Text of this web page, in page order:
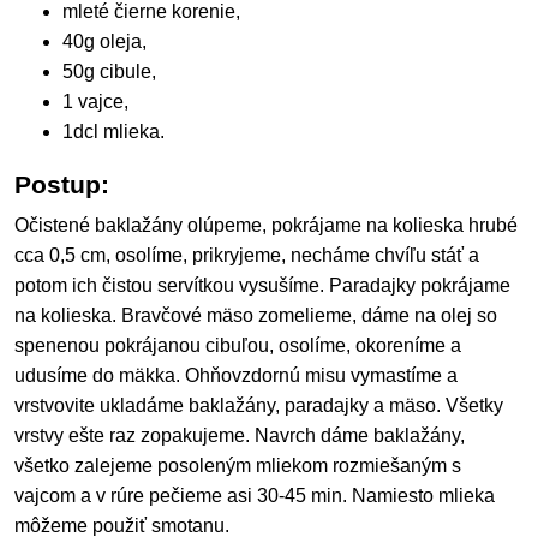
mleté čierne korenie,
40g oleja,
50g cibule,
1 vajce,
1dcl mlieka.
Postup:
Očistené baklažány olúpeme, pokrájame na kolieska hrubé
cca 0,5 cm, osolíme, prikryjeme, necháme chvíľu stáť a
potom ich čistou servítkou vysušíme. Paradajky pokrájame
na kolieska. Bravčové mäso zomelieme, dáme na olej so
spenenou pokrájanou cibuľou, osolíme, okoreníme a
udusíme do mäkka. Ohňovzdornú misu vymastíme a
vrstvovite ukladáme baklažány, paradajky a mäso. Všetky
vrstvy ešte raz zopakujeme. Navrch dáme baklažány,
všetko zalejeme posoleným mliekom rozmiešaným s
vajcom a v rúre pečieme asi 30-45 min. Namiesto mlieka
môžeme použiť smotanu.